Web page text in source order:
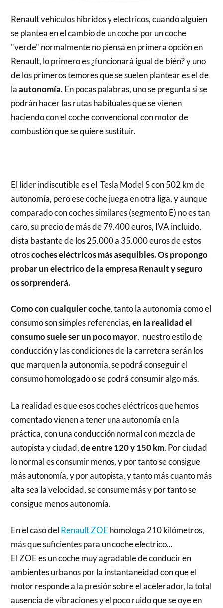
Renault vehículos hibridos y electricos, cuando alguien
se plantea en el cambio de un coche por un coche
"verde" normalmente no piensa en primera opción en
Renault, lo primero es ¿funcionará igual de bién? y uno
de los primeros temores que se suelen plantear es el de
laautonomía. En pocas palabras, uno se pregunta si se
podrán hacer las rutas habituales que se vienen
haciendo con el coche convencional con motor de
combustión que se quiere sustituir.
El lider indiscutible es el Tesla Model S con 502 km de
autonomía, pero ese coche juega en otra liga, y aunque
comparado con coches similares (segmento E) no es tan
caro, su precio de más de 79.400 euros, IVA incluido,
dista bastante de los 25.000 a 35.000 euros de estos
otroscoches eléctricos más asequibles. Os propongo
probar un electrico de la empresa Renault y seguro
os sorprenderá.
Como con cualquier coche, tanto la autonomia como el
consumo son simples referencias,en la realidad el
consumo suele ser un poco mayor, nuestro estilo de
conducción y las condiciones de la carretera serán los
que marquen la autonomia, se podrá conseguir el
consumo homologado o se podrá consumir algo más.
La realidad es que esos coches eléctricos que hemos
comentado vienen a tener una autonomía en la
práctica, con una conducción normal con mezcla de
autopista y ciudad,de entre 120 y 150 km. Por ciudad
lo normal es consumir menos, y por tanto se consigue
más autonomía, y por autopista, y tanto más cuanto más
alta sea la velocidad, se consume más y por tanto se
consigue menos autonomía.
En el caso del Renault ZOE homologa 210 kilómetros,
más que suficientes para un coche electrico...
El ZOE es un coche muy agradable de conducir en
ambientes urbanos por la instantaneidad con que el
motor responde a la presión sobre el acelerador, la total
ausencia de vibraciones y el poco ruido que se oye en